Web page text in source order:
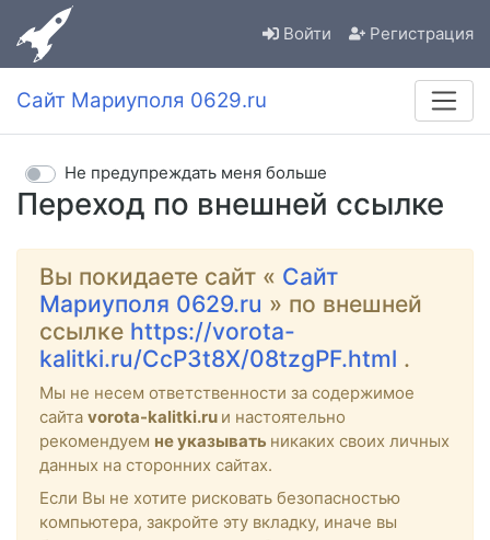
Войти Регистрация
Сайт Мариуполя 0629.ru
Переход по внешней ссылке
Не предупреждать меня больше
Вы покидаете сайт « Сайт
Мариуполя 0629.ru » по внешней
ссылке https://vorota-
kalitki.ru/CcP3t8X/08tzgPF.html .
Мы не несем ответственности за содержимое
сайта vorota-kalitki.ru и настоятельно
рекомендуем не указывать никаких своих личных
данных на сторонних сайтах.
Если Вы не хотите рисковать безопасностью
компьютера, закройте эту вкладку, иначе вы